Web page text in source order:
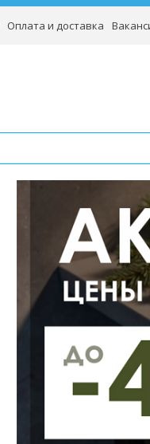
Оплата и доставка